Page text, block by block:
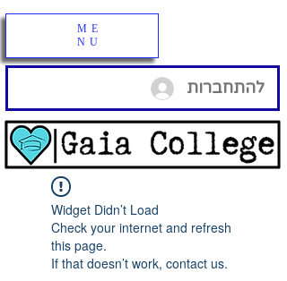
ME
NU
להתחברות
Widget Didn’t Load
Check your internet and refresh
this page.
If that doesn’t work, contact us.